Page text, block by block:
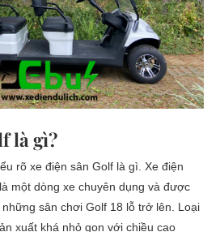
là gì?
rõ xe điện sân Golf là gì. Xe điện
một dòng xe chuyên dụng và được
sân chơi Golf 18 lỗ trở lên. Loại
xuất khá nhỏ gọn với chiều cao